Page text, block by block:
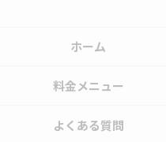
ホーム
料金メニュー
よくある質問